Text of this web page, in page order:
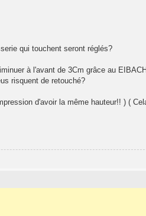
qui touchent seront réglés?
à l'avant de 3Cm grâce au
risquent de retouché?
d'avoir la même hauteur!! ) (